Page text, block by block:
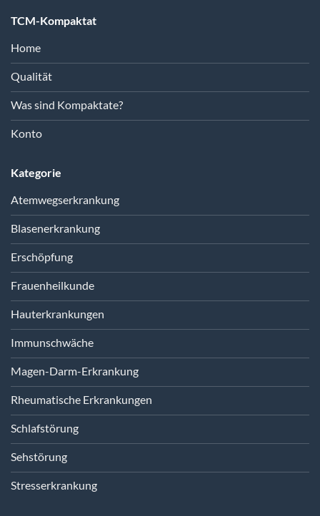
TCM-Kompaktat
Home
Qualität
Was sind Kompaktate?
Konto
Kategorie
Atemwegserkrankung
Blasenerkrankung
Erschöpfung
Frauenheilkunde
Hauterkrankungen
Immunschwäche
Magen-Darm-Erkrankung
Rheumatische Erkrankungen
Schlafstörung
Sehstörung
Stresserkrankung